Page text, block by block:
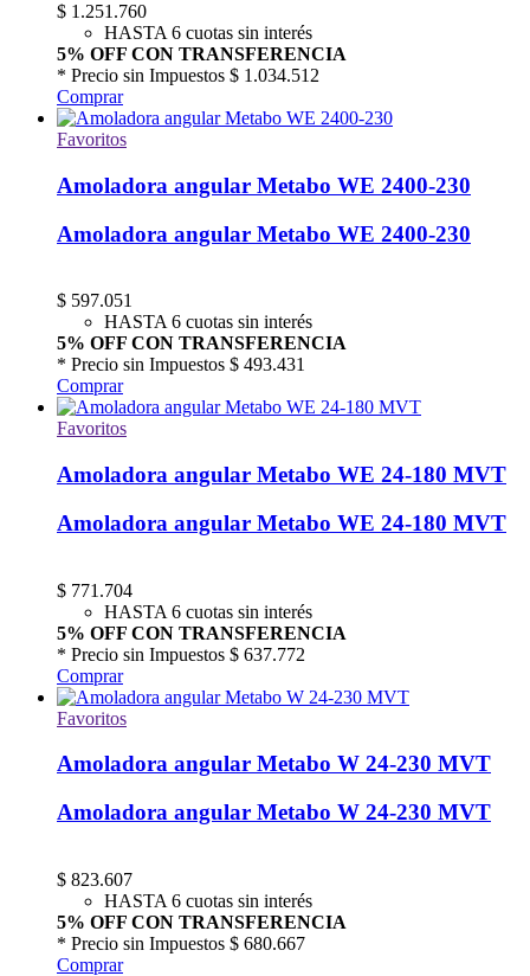
$ 1.251.760
HASTA 6 cuotas sin interés
5% OFF CON TRANSFERENCIA
* Precio sin Impuestos $ 1.034.512
Comprar
Favoritos
Amoladora angular Metabo WE 2400-230
Amoladora angular Metabo WE 2400-230
$ 597.051
HASTA 6 cuotas sin interés
5% OFF CON TRANSFERENCIA
* Precio sin Impuestos $ 493.431
Comprar
Favoritos
Amoladora angular Metabo WE 24-180 MVT
Amoladora angular Metabo WE 24-180 MVT
$ 771.704
HASTA 6 cuotas sin interés
5% OFF CON TRANSFERENCIA
* Precio sin Impuestos $ 637.772
Comprar
Favoritos
Amoladora angular Metabo W 24-230 MVT
Amoladora angular Metabo W 24-230 MVT
$ 823.607
HASTA 6 cuotas sin interés
5% OFF CON TRANSFERENCIA
* Precio sin Impuestos $ 680.667
Comprar